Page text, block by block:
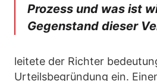
Prozess und was ist
Gegenstand dieser
leitete der Richter
Urteilsbegründung ein.